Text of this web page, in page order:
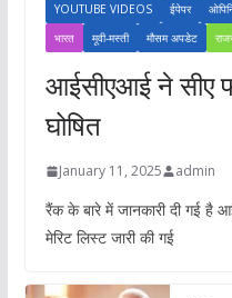
YOUTUBE VIDEOS ईपेपर
भारत
मूवी-मस्ती मौसम अपडेट
आईसीएआई ने सीए
घोषित
January 11, 2025 admin
रैंक के बारे में जानकारी दी गई है
मेरिट लिस्ट जारी की गई